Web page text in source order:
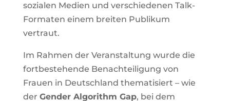
sozialen Medien und verschiedenen Talk-
Formaten einem breiten Publikum
vertraut.
Im Rahmen der Veranstaltung wurde die
fortbestehende Benachteiligung von
Frauen in Deutschland thematisiert – wie
der Gender Algorithm Gap, bei dem